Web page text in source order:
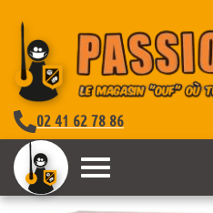
02 41 62 78 86